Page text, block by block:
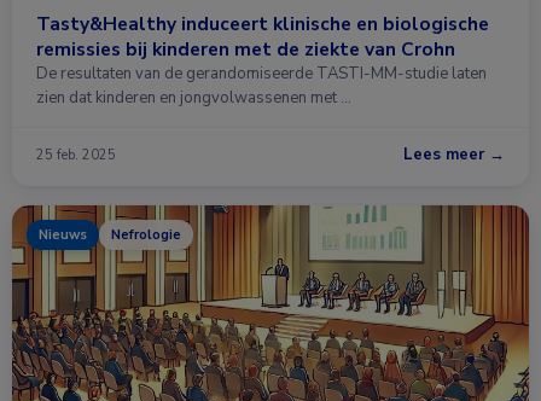
Tasty&Healthy induceert klinische en biologische
remissies bij kinderen met de ziekte van Crohn
De resultaten van de gerandomiseerde TASTI-MM-studie laten
zien dat kinderen en jongvolwassenen met …
25 feb. 2025 Lees meer →
Nieuws Nefrologie